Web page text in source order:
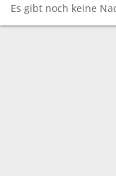
Es gibt noch keine